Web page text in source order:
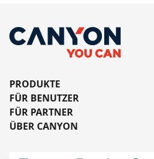
PRODUKTE
FÜR BENUTZER
FÜR PARTNER
ÜBER CANYON